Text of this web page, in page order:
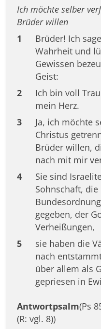
Ich möchte selber
Brüder willen
1
Brüder! Ich
Wahrheit und
Gewissen
Geist:
2
Ich bin voll
mein Herz.
3
Ja, ich möchte
Christus
Brüder willen,
nach mit mir
4
Sie sind
Sohnschaft,
gegeben, der
Verheißungen,
5
sie haben die
nach
über allem als
gepriesen in
Antwortpsalm(Ps
(R: vgl. 8))